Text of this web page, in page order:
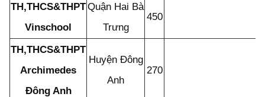
TH,THCS&THPT
Vinschool
Quận Hai Bà
Trưng
450
TH,THCS&THPT
Archimedes
Đông Anh
Huyện Đông
Anh
270